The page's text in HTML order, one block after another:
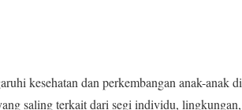
kesehatan dan perkembangan anak-anak di
saling terkait dari segi individu, lingkungan,